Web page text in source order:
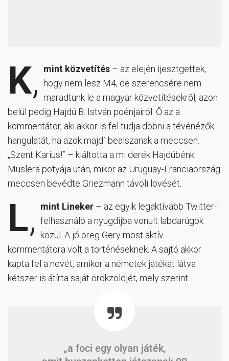
K, mint közvetítés – az elején ijesztgettek,
hogy nem lesz M4, de szerencsére nem
maradtunk le a magyar közvetítésekről, azon
belül pedig Hajdú B. István poénjairól. Ő az a
kommentátor, aki akkor is fel tudja dobni a tévénézők
hangulatát, ha azok majd´ bealszanak a meccsen.
„Szent Karius!” – kiáltotta a mi derék Hajdúbénk
Muslera potyája után, mikor az Uruguay-Franciaország
meccsen bevédte Griezmann távoli lövését.
L, mint Lineker – az egyik legaktívabb Twitter-
felhasználó a nyugdíjba vonult labdarúgók
közül. A jó öreg Gery most aktív
kommentátora volt a történéseknek. A sajtó akkor
kapta fel a nevét, amikor a németek játékát látva
kétszer is átírta saját örökzöldjét, mely szerint
„a foci egy olyan játék,